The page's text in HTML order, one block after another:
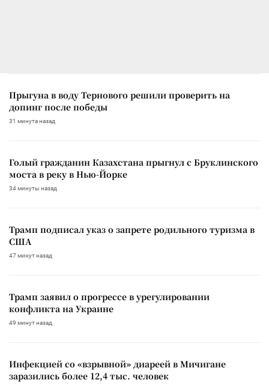
Прыгуна в воду Тернового решили проверить на
допинг после победы
31 минута назад
Голый гражданин Казахстана прыгнул с Бруклинского
моста в реку в Нью-Йорке
34 минуты назад
Трамп подписал указ о запрете родильного туризма в
США
47 минут назад
Трамп заявил о прогрессе в урегулировании
конфликта на Украине
49 минут назад
Инфекцией со «взрывной» диареей в Мичигане
заразились более 12,4 тыс. человек